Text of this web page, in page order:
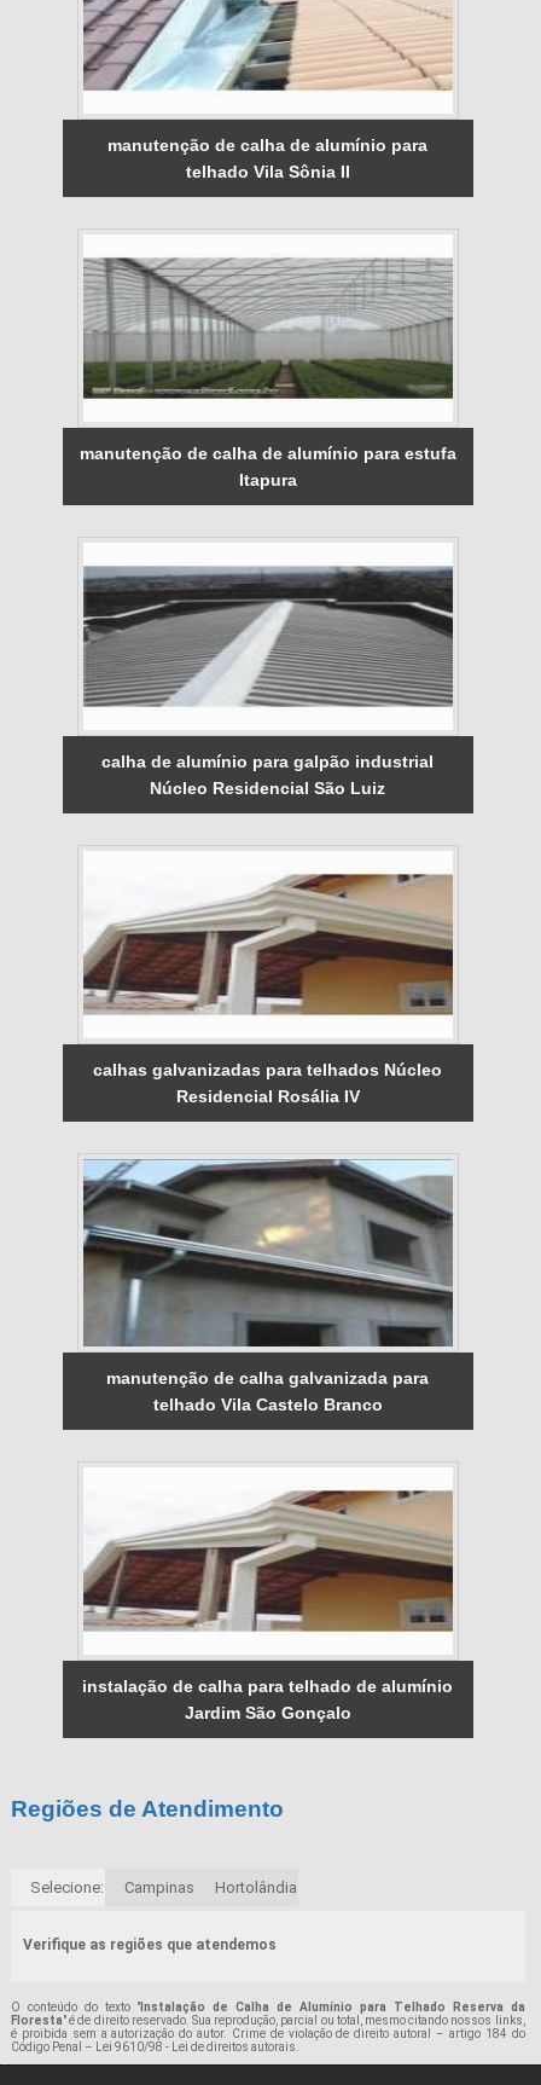
manutenção de calha de alumínio para
telhado Vila Sônia II
manutenção de calha de alumínio para estufa
Itapura
calha de alumínio para galpão industrial
Núcleo Residencial São Luiz
calhas galvanizadas para telhados Núcleo
Residencial Rosália IV
manutenção de calha galvanizada para
telhado Vila Castelo Branco
instalação de calha para telhado de alumínio
Jardim São Gonçalo
Regiões de Atendimento
Selecione: Campinas Hortolândia
Verifique as regiões que atendemos
O conteúdo do texto " Instalação de Calha de Alumínio para Telhado Reserva da
Floresta" é de direito reservado. Sua reprodução, parcial ou total, mesmo citando nossos links,
é proibida sem a autorização do autor. Crime de violação de direito autoral – artigo 184 do
Código Penal –
Lei 9610/98 - Lei de direitos autorais